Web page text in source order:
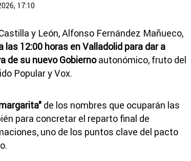
17:10
y León,Alfonso Fernández Mañueco,
las 12:00 horas enValladolid para dar a
de su nuevo Gobiernoautonómico, fruto del
PopularyVox.
de los nombres que ocuparán las
para concretar el reparto final de
uno de los puntos clave del pacto